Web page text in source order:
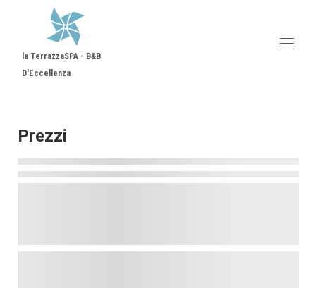
la TerrazzaSPA - B&B
D'Eccellenza
Galleria
Prezzi
Prezzi